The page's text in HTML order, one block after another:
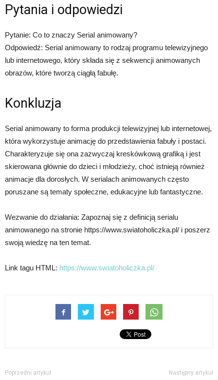
Pytania i odpowiedzi
Pytanie: Co to znaczy Serial animowany?
Odpowiedź: Serial animowany to rodzaj programu telewizyjnego
lub internetowego, który składa się z sekwencji animowanych
obrazów, które tworzą ciągłą fabułę.
Konkluzja
Serial animowany to forma produkcji telewizyjnej lub internetowej,
która wykorzystuje animację do przedstawienia fabuły i postaci.
Charakteryzuje się ona zazwyczaj kreskówkową grafiką i jest
skierowana głównie do dzieci i młodzieży, choć istnieją również
animacje dla dorosłych. W serialach animowanych często
poruszane są tematy społeczne, edukacyjne lub fantastyczne.
Wezwanie do działania: Zapoznaj się z definicją serialu
animowanego na stronie https://www.swiatoholiczka.pl/ i poszerz
swoją wiedzę na ten temat.
Link tagu HTML: https://www.swiatoholiczka.pl/
Poprzedni artykuł Następny artykuł